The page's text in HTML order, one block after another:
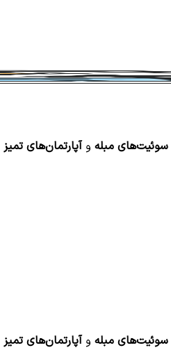
سوئیت‌های مبله وآپارتمان‌های تمیز
سوئیت‌های مبله وآپارتمان‌های تمیز